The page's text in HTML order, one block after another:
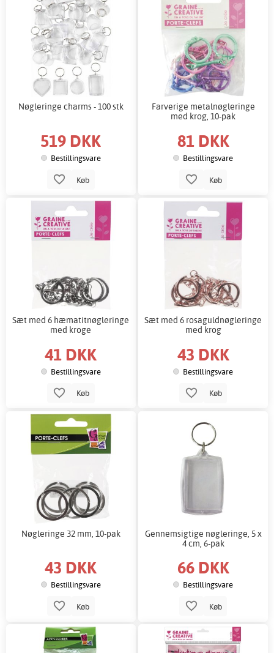
Nøgleringe charms - 100 stk
519 DKK
Bestillingsvare
Køb
Farverige metalnøgleringe
med krog, 10-pak
81 DKK
Bestillingsvare
Køb
Sæt med 6 hæmatitnøgleringe
med kroge
41 DKK
Bestillingsvare
Køb
Sæt med 6 rosaguldnøgleringe
med krog
43 DKK
Bestillingsvare
Køb
Nøgleringe 32 mm, 10-pak
43 DKK
Bestillingsvare
Køb
Gennemsigtige nøgleringe, 5 x
4 cm, 6-pak
66 DKK
Bestillingsvare
Køb